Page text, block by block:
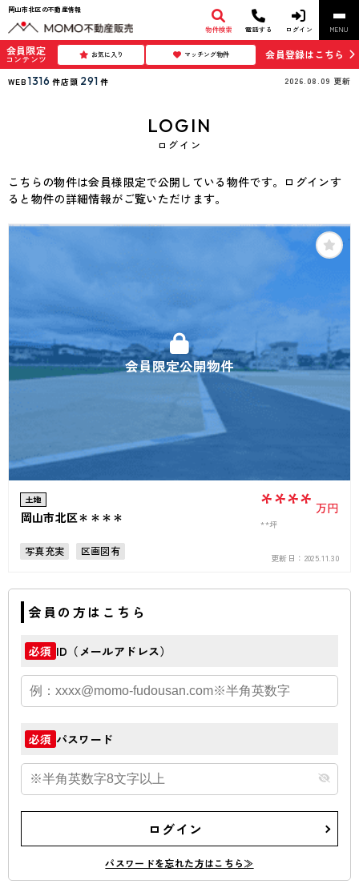
岡山市北区の不動産情報
物件検索 電話する ログイン MENU
会員限定
コンテンツ お気に入り マッチング物件 会員登録はこちら
WEB 1316 件店頭 291 件 2026.08.09 更新
LOGIN
ログイン
こちらの物件は会員様限定で公開している物件です。ログインす
ると物件の詳細情報がご覧いただけます。
会員限定公開物件
土地
岡山市北区＊＊＊＊ **** 万円
**坪
写真充実 区画図有
更新日： 2025.11.30
会員の方はこちら
必須 ID（メールアドレス）
必須 パスワード
ログイン
パスワードを忘れた方はこちら≫